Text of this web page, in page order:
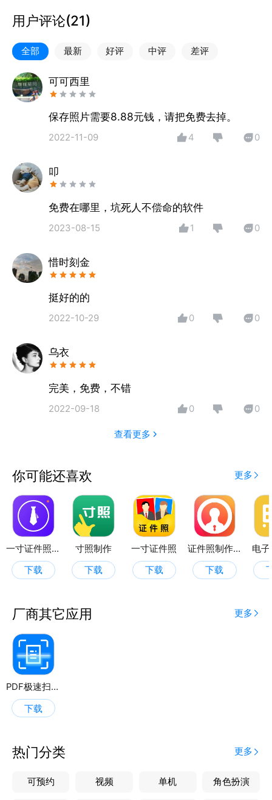
【免费证件照处理】：
1. 证件照裁剪
2. 证件照换底
3. 证件照换装
4. 美颜证件照
【AI自动抠图】
自动实现完美扣图，证件照制作；
抠背景取人像，连发丝效果都完美无损，实现精细证件
根据不同模式精准化抠图，不会出现边缘模糊的情况;
自动校正光线水平、色调模式，给您更完美成像状态，
帮助您随时随地，轻松拍摄到合格正规，自然美颜的高
清证件照！
海量证件照规格尺寸，支持自定义规格
教师资格考试、计算机等级考试等各类资格证报名考
试，图像信息采集或是各国签证制作，600多种证件照
规格满足您的各类拍摄场景需求；只需设置像素尺寸，
文件大小，分辨率，三步获取任意规格，您想要的我们
用户评论(21)
全部 最新 好评 中评 差评
可可西里
保存照片需要8.88元钱，请把免费去掉。
2022-11-09 4 0
叩
免费在哪里，坑死人不偿命的软件
2023-08-15 1 0
惜时刻金
挺好的的
2022-10-29 0 0
乌衣
完美，免费，不错
2022-09-18 0 0
查看更多
你可能还喜欢 更多
一寸证件照相机
下载
寸照制作
下载
一寸证件照
下载
证件照制作全能王
下载
电
厂商其它应用 更多
PDF极速扫描王
下载
热门分类 更多
可预约 视频 单机 角色扮演